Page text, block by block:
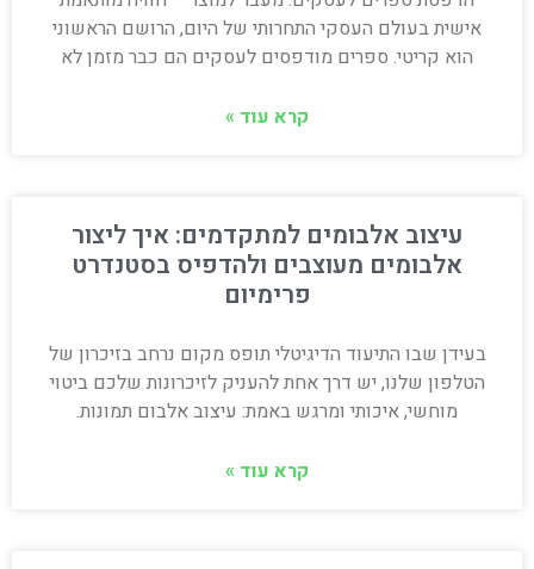
אישית בעולם העסקי התחרותי של היום, הרושם הראשוני
הוא קריטי. ספרים מודפסים לעסקים הם כבר מזמן לא
קרא עוד »
עיצוב אלבומים למתקדמים: איך ליצור
אלבומים מעוצבים ולהדפיס בסטנדרט
פרימיום
בעידן שבו התיעוד הדיגיטלי תופס מקום נרחב בזיכרון של
הטלפון שלנו, יש דרך אחת להעניק לזיכרונות שלכם ביטוי
מוחשי, איכותי ומרגש באמת: עיצוב אלבום תמונות.
קרא עוד »